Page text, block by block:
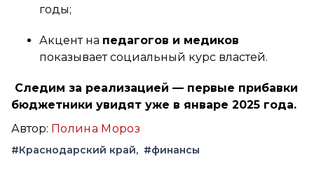
годы;
Акцент на педагогов и медиков
показывает социальный курс властей.
Следим за реализацией — первые прибавки
бюджетники увидят уже в январе 2025 года.
Автор: Полина Мороз
#Краснодарский край #финансы